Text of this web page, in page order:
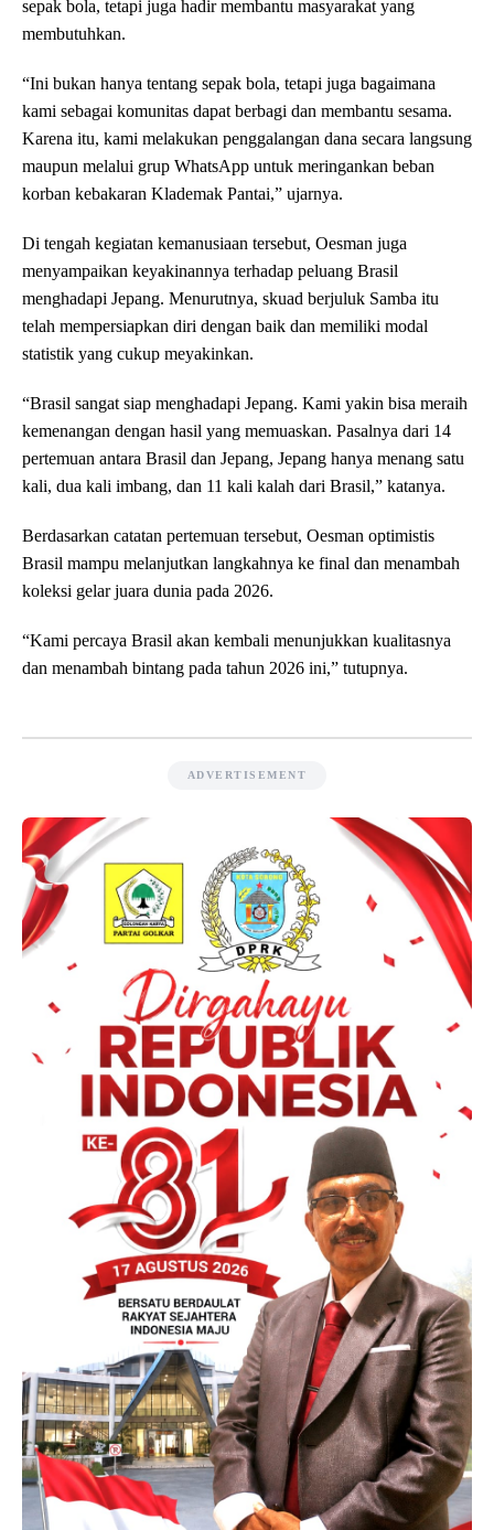
sepak bola, tetapi juga hadir membantu masyarakat yang
membutuhkan.
“Ini bukan hanya tentang sepak bola, tetapi juga bagaimana
kami sebagai komunitas dapat berbagi dan membantu sesama.
Karena itu, kami melakukan penggalangan dana secara langsung
maupun melalui grup WhatsApp untuk meringankan beban
korban kebakaran Klademak Pantai,” ujarnya.
Di tengah kegiatan kemanusiaan tersebut, Oesman juga
menyampaikan keyakinannya terhadap peluang Brasil
menghadapi Jepang. Menurutnya, skuad berjuluk Samba itu
telah mempersiapkan diri dengan baik dan memiliki modal
statistik yang cukup meyakinkan.
“Brasil sangat siap menghadapi Jepang. Kami yakin bisa meraih
kemenangan dengan hasil yang memuaskan. Pasalnya dari 14
pertemuan antara Brasil dan Jepang, Jepang hanya menang satu
kali, dua kali imbang, dan 11 kali kalah dari Brasil,” katanya.
Berdasarkan catatan pertemuan tersebut, Oesman optimistis
Brasil mampu melanjutkan langkahnya ke final dan menambah
koleksi gelar juara dunia pada 2026.
“Kami percaya Brasil akan kembali menunjukkan kualitasnya
dan menambah bintang pada tahun 2026 ini,” tutupnya.
ADVERTISEMENT